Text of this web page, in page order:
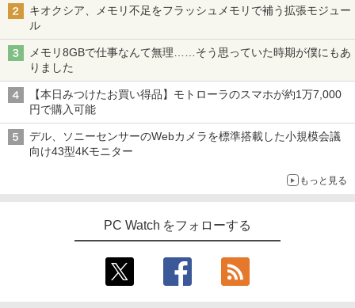
キオクシア、メモリ不足をフラッシュメモリで補う拡張モジュー
ル
メモリ8GBで仕事なんて無理……そう思っていた時期が僕にもあ
りました
【本日みつけたお買い得品】モトローラのスマホが約1万7,000
円で購入可能
デル、ソニーセンサーのWebカメラを標準搭載した小規模会議
向け43型4Kモニター
もっと見る
PC Watch をフォローする